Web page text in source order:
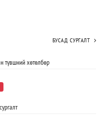
шаардлагагүй болж
хэрхэн инновацийг дэмжих вэ?
БУСАД СУРГАЛТ
түвшний хөтөлбөр